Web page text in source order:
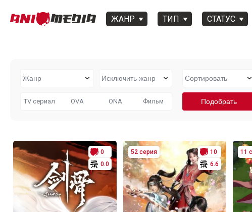
ЖАНР ТИП СТАТУС
TV сериал OVA ONA Фильм
0
0.0
52 серия
10
6.6
11